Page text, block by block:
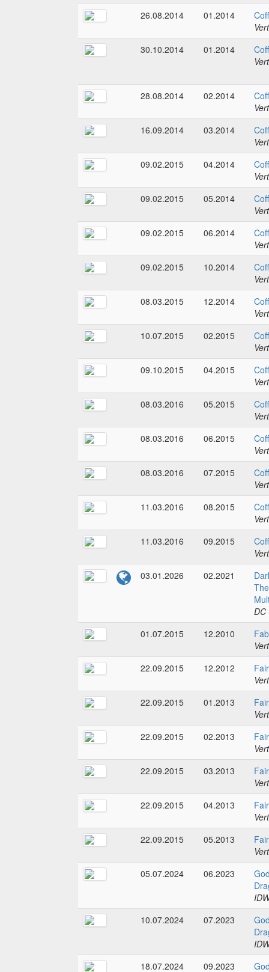
26.08.2014
01.2014
30.10.2014
01.2014
28.08.2014 02.2014
16.09.2014
03.2014
09.02.2015
04.2014
09.02.2015
05.2014
09.02.2015
06.2014
09.02.2015
10.2014
08.03.2015
12.2014
10.07.2015
02.2015
09.10.2015
04.2015
08.03.2016
05.2015
08.03.2016
06.2015
08.03.2016
07.2015
11.03.2016
08.2015
11.03.2016
09.2015
03.01.2026
02.2021
DC
01.07.2015
12.2010
22.09.2015
12.2012
22.09.2015
01.2013
22.09.2015
02.2013
22.09.2015
03.2013
22.09.2015
04.2013
22.09.2015
05.2013
05.07.2024
06.2023
10.07.2024
07.2023
18.07.2024
09.2023